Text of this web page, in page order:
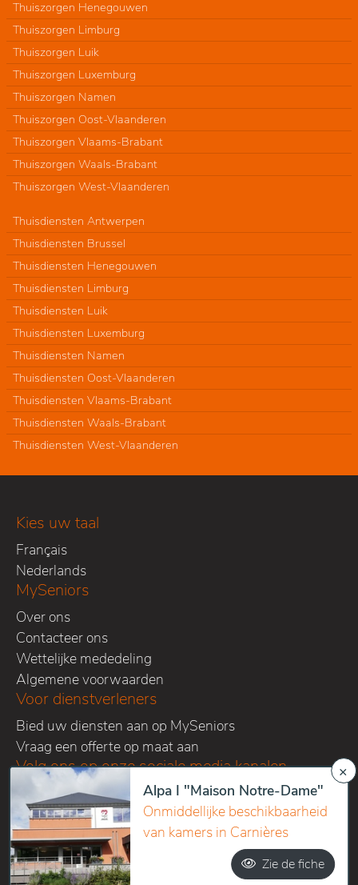
Thuiszorgen Henegouwen
Thuiszorgen Limburg
Thuiszorgen Luik
Thuiszorgen Luxemburg
Thuiszorgen Namen
Thuiszorgen Oost-Vlaanderen
Thuiszorgen Vlaams-Brabant
Thuiszorgen Waals-Brabant
Thuiszorgen West-Vlaanderen
Thuisdiensten Antwerpen
Thuisdiensten Brussel
Thuisdiensten Henegouwen
Thuisdiensten Limburg
Thuisdiensten Luik
Thuisdiensten Luxemburg
Thuisdiensten Namen
Thuisdiensten Oost-Vlaanderen
Thuisdiensten Vlaams-Brabant
Thuisdiensten Waals-Brabant
Thuisdiensten West-Vlaanderen
Kies uw taal
Français
Nederlands
MySeniors
Over ons
Contacteer ons
Wettelijke mededeling
Algemene voorwaarden
Voor dienstverleners
Bied uw diensten aan op MySeniors
Vraag een offerte op maat aan
Volg ons op onze sociale media kanalen
Copyright 2016-2026 Home sweet homes SPRL - All right
×
Alpa I "Maison Notre-Dame"
Onmiddellijke beschikbaarheid
van kamers in Carnières
Zie de fiche